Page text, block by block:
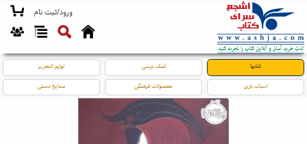
ورود/ثبت نام
کتابها کمک درسی لوازم التحریر
اسباب بازی محصولات فرهنگی صنایع دستی